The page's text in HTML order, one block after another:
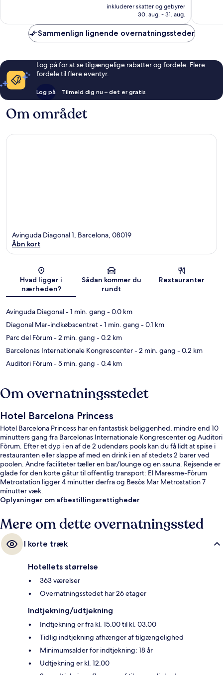
anmeldelser
er
1.377 kr.
inkluderer skatter og gebyrer
30. aug. - 31. aug.
Sammenlign lignende overnatningssteder
Log på for at se tilgængelige rabatter og fordele. Flere
fordele til flere eventyr.
Log på Tilmeld dig nu – det er gratis
Om området
Kort
Avinguda Diagonal 1, Barcelona, 08019
Åbn kort
Hvad ligger i
nærheden?
Sådan kommer du
rundt
Restauranter
Avinguda Diagonal- 1 min. gang - 0.0 km
Diagonal Mar-indkøbscentret- 1 min. gang - 0.1 km
Parc del Fòrum- 2 min. gang - 0.2 km
Barcelonas Internationale Kongrescenter- 2 min. gang - 0.2 km
Auditori Fòrum- 5 min. gang - 0.4 km
Om overnatningsstedet
Hotel Barcelona Princess
Hotel Barcelona Princess har en fantastisk beliggenhed, mindre end 10
minutters gang fra Barcelonas Internationale Kongrescenter og Auditori
Fòrum. Efter et dyp i en af de 2 udendørs pools kan du få lidt at spise i
restauranten eller slappe af med en drink i en af stedets 2 barer ved
poolen. Andre faciliteter tæller en bar/lounge og en sauna. Rejsende er
glade for den korte gåtur til offentlig transport: El Maresme-Fòrum
Metrostation ligger 4 minutter derfra og Besòs Mar Metrostation 7
minutter væk.
Oplysninger om afbestillingsrettigheder
Mere om dette overnatningssted
I korte træk
Hotellets størrelse
363 værelser
Overnatningsstedet har 26 etager
Indtjekning/udtjekning
Indtjekning er fra kl. 15.00 til kl. 03.00
Tidlig indtjekning afhænger af tilgængelighed
Minimumsalder for indtjekning: 18 år
Udtjekning er kl. 12.00